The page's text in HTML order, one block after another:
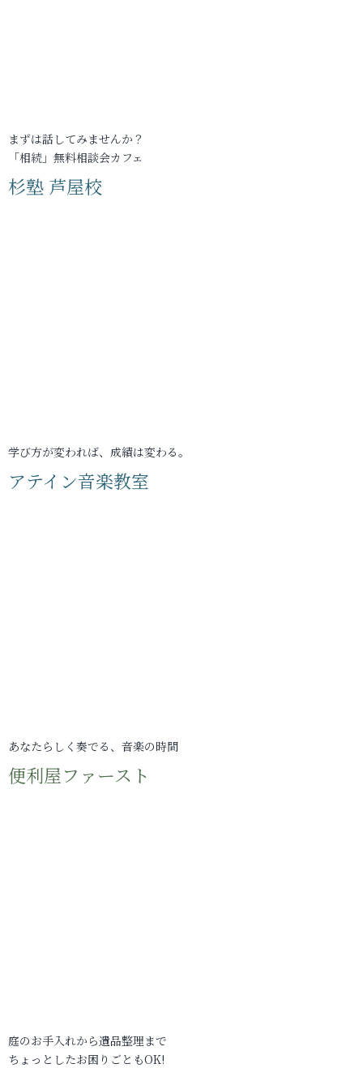
まずは話してみませんか？
「相続」無料相談会カフェ
杉塾 芦屋校
学び方が変われば、成績は変わる。
アテイン音楽教室
あなたらしく奏でる、音楽の時間
便利屋ファースト
庭のお手入れから遺品整理まで
ちょっとしたお困りごともOK!